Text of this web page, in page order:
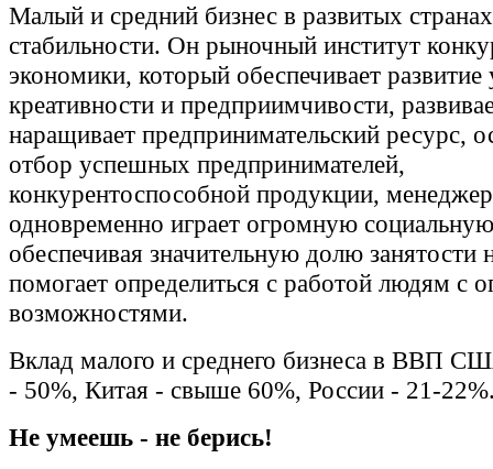
Малый и средний бизнес в развитых
стабильности. Он рыночный институт
экономики, который обеспечивает развитие
креативности и предприимчивости,
наращивает предпринимательский ресурс,
отбор успешных предпринимателей,
конкурентоспособной продукции,
одновременно играет огромную
обеспечивая значительную долю занятости
помогает определиться с работой людям с
возможностями.
Вклад малого и среднего бизнеса в ВВП
- 50%, Китая - свыше 60%, России - 21-
Не умеешь - не берись!